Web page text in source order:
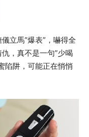
立馬”爆表”，嚇得全
，真不是一句”少喝
陷阱，可能正在悄悄